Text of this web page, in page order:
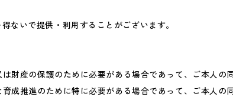
ないで提供・利用することがございます。
財産の保護のために必要がある場合であって、ご本人の
成推進のために特に必要がある場合であって、ご本人の